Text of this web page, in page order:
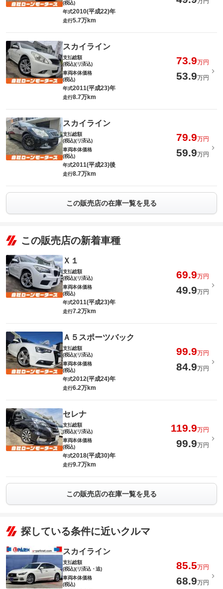
(税込)
年式2010(平成22)年
走行5.7万km
スカイライン
支払総額
(税込)(リ済込)
73.9万円
車両本体価格
(税込)
53.9万円
年式2011(平成23)年
走行8.7万km
スカイライン
支払総額
(税込)(リ済込)
79.9万円
車両本体価格
(税込)
59.9万円
年式2011(平成23)後
走行8.7万km
この販売店の在庫一覧を見る
この販売店の新着車種
Ｘ１
支払総額
(税込)(リ済込)
69.9万円
車両本体価格
(税込)
49.9万円
年式2011(平成23)年
走行7.2万km
Ａ５スポーツバック
支払総額
(税込)(リ済込)
99.9万円
車両本体価格
(税込)
84.9万円
年式2012(平成24)年
走行6.2万km
セレナ
支払総額
(税込)(リ済込)
119.9万円
車両本体価格
(税込)
99.9万円
年式2018(平成30)年
走行9.7万km
この販売店の在庫一覧を見る
探している条件に近いクルマ
スカイライン
支払総額
(税込)(リ済込・追)
85.5万円
車両本体価格
(税込)
68.9万円